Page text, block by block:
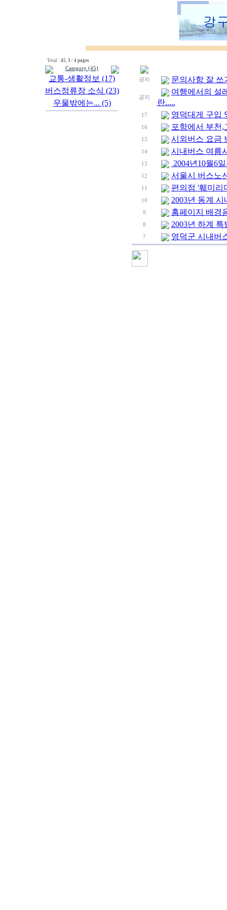
Total : 45, 3 / 4 pages
Category (45)
교통-생활정보 (17)
버스정류장 소식 (23)
우물밖에는... (5)
공지 문의사항 잘 쓰
공지
여행에서의 설
란.....
17 영덕대게 구입
16 포항에서 부천,
15 시외버스 요금
14 시내버스 여름
13 2004년10월6
12 서울시 버스노
11 편의점 '훼미리
10 2003년 동계
9 홈페이지 배경
8 2003년 하계
7 영덕군 시내버